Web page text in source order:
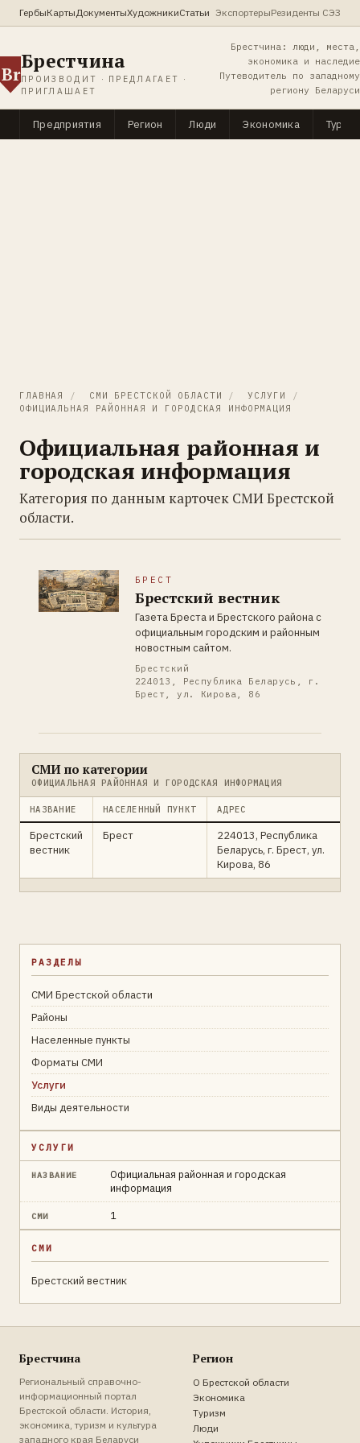
ГербыКартыДокументыХудожникиСтатьи ЭкспортерыРезиденты СЭЗ
Br
Брестчина
ПРОИЗВОДИТ · ПРЕДЛАГАЕТ ·
ПРИГЛАШАЕТ
Брестчина: люди, места,
экономика и наследие
Путеводитель по западному
региону Беларуси
Предприятия Регион Люди Экономика
ГЛАВНАЯ / СМИ БРЕСТСКОЙ ОБЛАСТИ / УСЛУГИ
/
ОФИЦИАЛЬНАЯ РАЙОННАЯ И ГОРОДСКАЯ ИНФОРМАЦИЯ
Официальная районная и
городская информация
Категория по данным карточек СМИ Брестской
области.
БРЕСТ
Брестский вестник
Газета Бреста и Брестского района с
официальным городским и районным
новостным сайтом.
Брестский
224013, Республика Беларусь, г.
Брест, ул. Кирова, 86
СМИ по категории
ОФИЦИАЛЬНАЯ РАЙОННАЯ И ГОРОДСКАЯ ИНФОРМАЦИЯ
НАЗВАНИЕ НАСЕЛЕННЫЙ ПУНКТ АДРЕС
Брестский
вестник
Брест
224013, Республика
Беларусь, г. Брест, ул.
Кирова, 86
РАЗДЕЛЫ
СМИ Брестской области
Районы
Населенные пункты
Форматы СМИ
Услуги
Виды деятельности
УСЛУГИ
НАЗВАНИЕ
Официальная районная и городская
информация
СМИ 1
СМИ
Брестский вестник
Брестчина
Региональный справочно-
информационный портал
Брестской области. История,
экономика, туризм и культура
западного края Беларуси
Регион
О Брестской области
Экономика
Туризм
Люди